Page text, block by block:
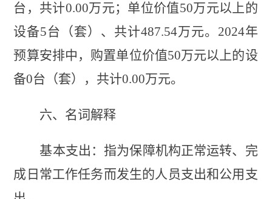
台，共计0.00万元；单位价值50万元以上的
设备5台（套）、共计487.54万元。 2024年
预算安排中，购置单位价值50万元以上的设
备0台（套），共计0.00万元。
六、名词解释
基本支出：指为保障机构正常运转、完
成日常工作任务而发生的人员支出和公用支